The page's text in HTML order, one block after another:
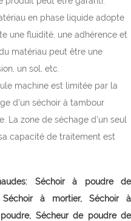
en phase liquide adopte
une fluidité, une adhérence et
matériau peut être une
un sol, etc.
machine est limitée par la
d'un séchoir à tambour
La zone de séchage d'un seul
capacité de traitement est
Séchoir à poudre de
Séchoir à mortier, Séchoir à
Sécheur de poudre de